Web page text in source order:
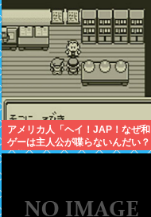
アメリカ人「ヘイ！JAP！なぜ和
ゲーは主人公が喋らないんだい？
異様だよ？」